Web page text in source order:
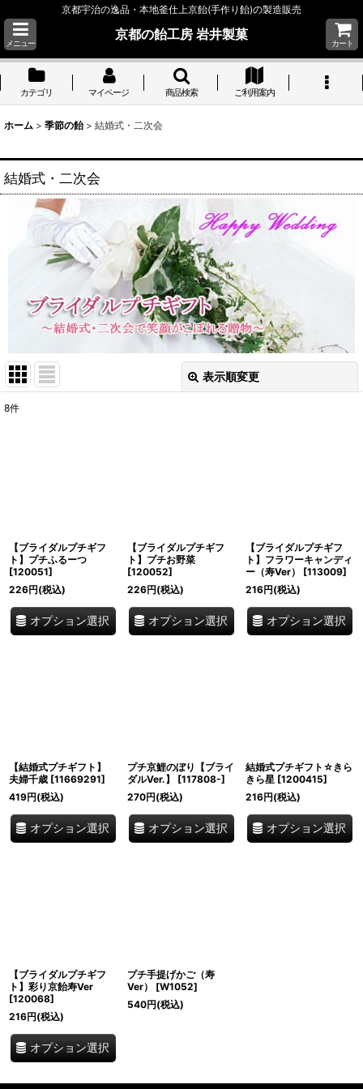
京都宇治の逸品・本地釜仕上京飴(手作り飴)の製造販売
メニュー
京都の飴工房 岩井製菓
カート
カテゴリ マイページ 商品検索 ご利用案内
ホーム > 季節の飴 > 結婚式・二次会
結婚式・二次会
表示順変更
8件
【ブライダルプチギフ
ト】プチふるーつ
[120051]
226円(税込)
オプション選択
【ブライダルプチギフ
ト】プチお野菜
[120052]
226円(税込)
オプション選択
【ブライダルプチギフ
ト】フラワーキャンディ
ー（寿Ver）
[113009]
216円(税込)
オプション選択
【結婚式プチギフト】
夫婦千歳 [11669291]
419円(税込)
オプション選択
プチ京鯉のぼり【ブライ
ダルVer.】
[117808-]
270円(税込)
オプション選択
結婚式プチギフト☆きら
きら星 [1200415]
216円(税込)
オプション選択
【ブライダルプチギフ
ト】彩り京飴寿Ver
[120068]
216円(税込)
オプション選択
プチ手提げかご（寿
Ver）
[W1052]
540円(税込)